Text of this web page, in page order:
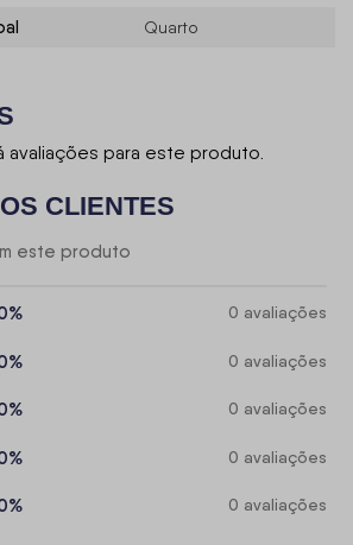
Quarto
avaliações para este produto.
CLIENTES
este produto
0 avaliações
0 avaliações
0 avaliações
0 avaliações
0 avaliações